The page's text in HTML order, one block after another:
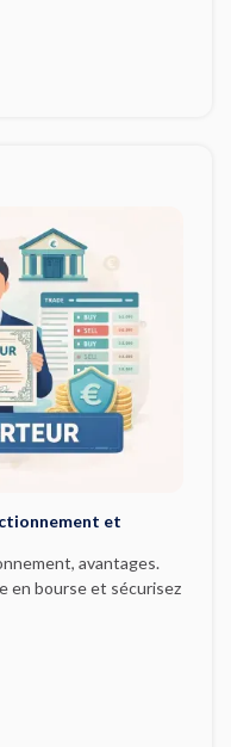
et
avantages.
en bourse et sécurisez